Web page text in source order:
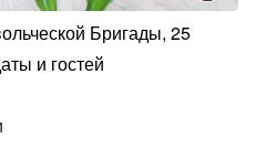
Бригады, 25
и гостей